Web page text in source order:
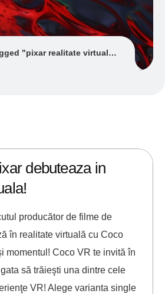
"pixar realitate virtuala"
debuteaza in
producător de filme de
în realitate virtuală cu Coco
momentul! Coco VR te invită în
să trăieşti una dintre cele
VR! Alege varianta single